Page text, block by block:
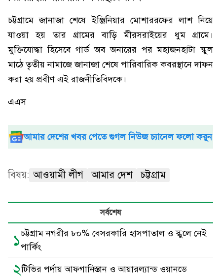
চট্টগ্রামে জানাজা শেষে ইঞ্জিনিয়ার মোশাররফের লাশ নিয়ে
যাওয়া হয় তার গ্রামের বাড়ি মীরসরাইয়ের ধুম গ্রামে।
মুক্তিযোদ্ধা হিসেবে গার্ড অব অনারের পর মহাজনহাটা স্কুল
মাঠে তৃতীয় নামাজে জানাজা শেষে পারিবারিক কবরস্থানে দাফন
করা হয় প্রবীণ এই রাজনীতিবিদকে।
এএস
আমার দেশের খবর পেতে গুগল নিউজ চ্যানেল ফলো করুন
বিষয়: আওয়ামী লীগ আমার দেশ চট্টগ্রাম
সর্বশেষ
১চট্টগ্রাম নগরীর ৮০% বেসরকারি হাসপাতাল ও স্কুলে নেই
পার্কিং
২টিভির পর্দায় আফগানিস্তান ও আয়ারল্যান্ড ওয়ানডে